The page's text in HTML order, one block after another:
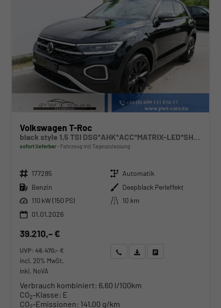
Volkswagen T-Roc
black style 1,5 TSI DSG*AHK*ACC*MATRIX-LED*SHZ*PDC*KAMERA*TEMPOMAT*19-ZOLL
sofort lieferbar Fahrzeug mit Tageszulassung
Fahrzeugnr. 177285 Getriebe Automatik
Kraftstoff Benzin Außenfarbe Deepblack Perleffekt
Leistung 110 kW (150 PS) Kilometerstand
10 km
01.01.2026
39.210,– €
UVP:46.470,– €
incl. 20% MwSt.
inkl. NoVA
Wir rufen Sie anAngebot drucken (PDF)
Verbrauch kombiniert: 6,60 l/100km
CO2-Klasse: E
CO2-Emissionen: 141,00 g/km